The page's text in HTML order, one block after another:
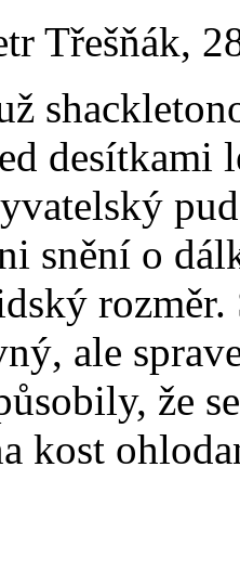
Třešňák,
desítkami
snění o
rozměr.
ale
že
kost